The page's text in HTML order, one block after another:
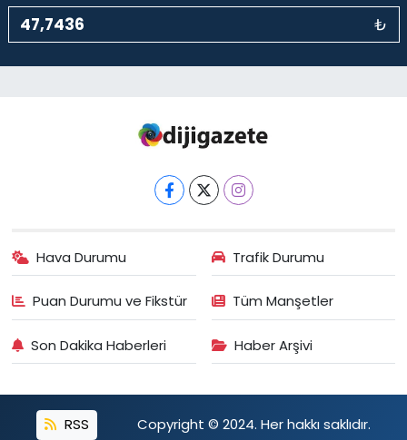
₺
Hava Durumu Trafik Durumu
Puan Durumu ve Fikstür Tüm Manşetler
Son Dakika Haberleri Haber Arşivi
RSS Copyright © 2024. Her hakkı saklıdır.